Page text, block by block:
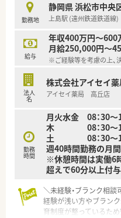
【法人特徴について】
■全国に約400店舗を展
域に密着した店舗運営
■30年以上前から医療
クラスとなる170店舗
■M&Aだけでなく自社
【職場環境と雰囲気】
いた環境で焦らずに業務
■ノルマなどを課すこと
識しているため、非常に
■中途入社者の多くが入
挙げており、良好な人
勤務地
静岡県 浜松市中央
上島駅 (遠州鉄道鉄道線)
給与
年収400万円～600
月給250,000円～
※ご経験等を考慮の上、
法人
名
株式会社アイセイ薬
アイセイ薬局 高丘店
勤務
時間
月火水金 08：30〜
木 08：30〜16
土 08：30〜12
週40時間勤務の月
※休憩時間は実働6
超えで60分以上付与
＼未経験・ブランク相談
経験が浅い方やブラン
育制度が整っているため